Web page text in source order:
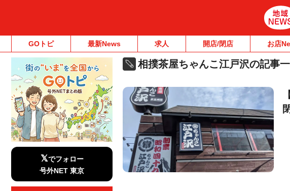
GOトピ 最新News 求人 開店/閉店 お店
相撲茶屋ちゃんこ江戸沢の記事
𝕏でフォロー
号外NET 東京